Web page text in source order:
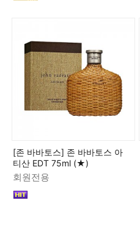
[존 바바토스] 존 바바토스 아
티산 EDT 75ml (★)
회원전용